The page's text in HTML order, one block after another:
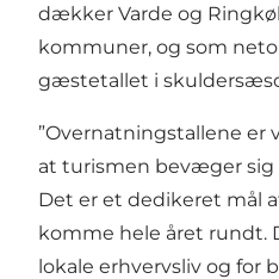
dækker Varde og
kommuner, og som
gæstetallet i
”Overnatningstallene er
at turismen bevæger
Det er et dedikeret mål
komme hele året rundt.
lokale erhvervsliv og for